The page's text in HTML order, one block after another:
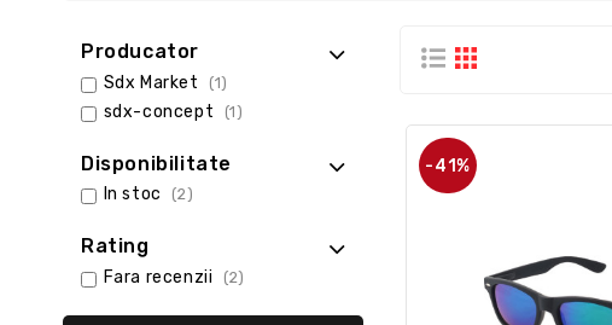
Producator
Sdx Market (1)
sdx-concept (1)
Disponibilitate
In stoc (2)
Rating
Fara recenzii (2)
-41%